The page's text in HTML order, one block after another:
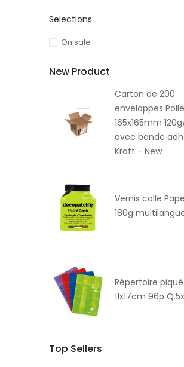
Selections
On sale
New Product
Carton de 200
enveloppes
165x165mm
avec bande
Kraft - New
Vernis colle
180g
Répertoire piqué
11x17cm 96p
Top Sellers